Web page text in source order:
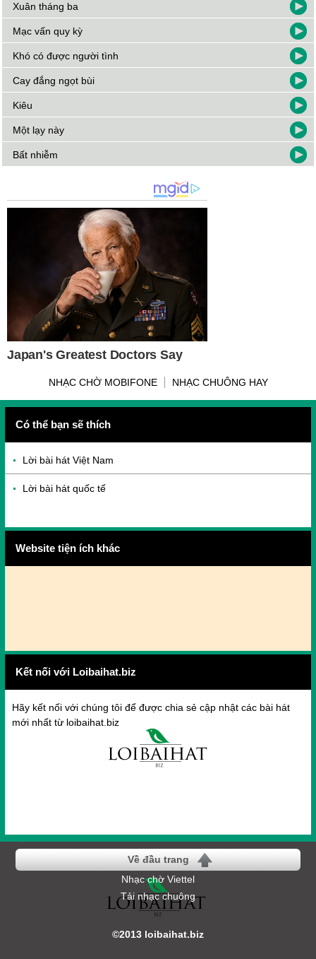
Xuân tháng ba
Mạc vấn quy kỳ
Khó có được người tình
Cay đắng ngọt bùi
Kiêu
Một lạy này
Bất nhiễm
NHẠC CHỜ MOBIFONE NHẠC CHUÔNG HAY
Có thể bạn sẽ thích
Lời bài hát Việt Nam
Lời bài hát quốc tế
Website tiện ích khác
Kết nối với Loibaihat.biz
Hãy kết nối với chúng tôi để được chia sẻ cập nhật các bài hát
mới nhất từ loibaihat.biz
Về đầu trang
Nhạc chờ Viettel
Tải nhạc chuông
©2013 loibaihat.biz